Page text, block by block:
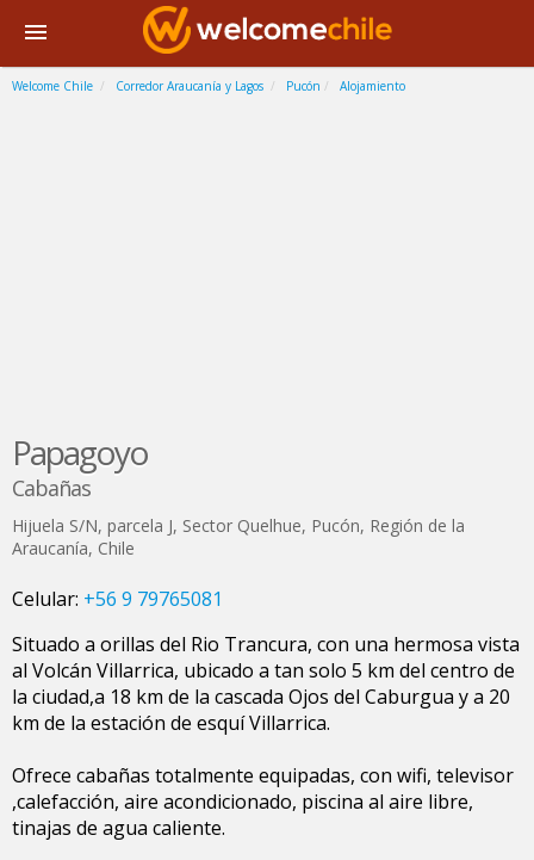
Welcome Chile Corredor Araucanía y Lagos Pucón Alojamiento
Papagoyo
Cabañas
Hijuela S/N, parcela J, Sector Quelhue, Pucón, Región de la
Araucanía, Chile
Celular: +56 9 79765081
Situado a orillas del Rio Trancura, con una hermosa vista
al Volcán Villarrica, ubicado a tan solo 5 km del centro de
la ciudad,a 18 km de la cascada Ojos del Caburgua y a 20
km de la estación de esquí Villarrica.
Ofrece cabañas totalmente equipadas, con wifi, televisor
,calefacción, aire acondicionado, piscina al aire libre,
tinajas de agua caliente.